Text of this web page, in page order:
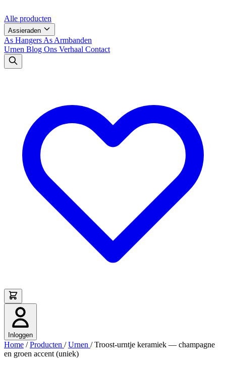
Alle producten
Assieraden
As Hangers As Armbanden
Urnen Blog Ons Verhaal Contact
Inloggen
Home / Producten / Urnen / Troost-urntje keramiek — champagne
en groen accent (uniek)